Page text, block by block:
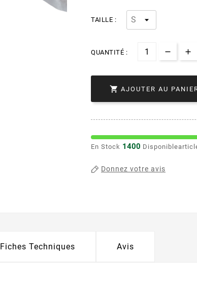
TAILLE :
QUANTITÉ :
 AJOUTER AU
En Stock 1400
Donnez votre avis
Fiches Techniques Avis